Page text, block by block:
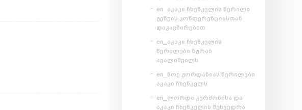
en_აკაკი ჩხენკელის წერილი
გენუის კონფერენციასთან
დაკავშირებით
en_აკაკი ჩხენკელის
წერილები ზურაბ
ავალიშვილს
en_ნოე ჟორდანიას წერილები
აკაკი ჩხენკელს
en_ლორდი კერძონისა და
აკაკი ჩხენკელის შეხვედრა